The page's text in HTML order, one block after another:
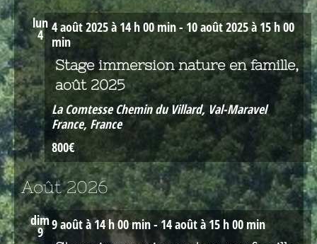
lun
4 4 août 2025 à 14 h 00 min-10 août 2025 à 15 h 00
min
Stage immersion nature en famille,
août 2025
La ComtesseChemin du Villard, Val-Maravel
France, France
800€
Août 2026
dim
9 9 août à 14 h 00 min-14 août à 15 h 00 min